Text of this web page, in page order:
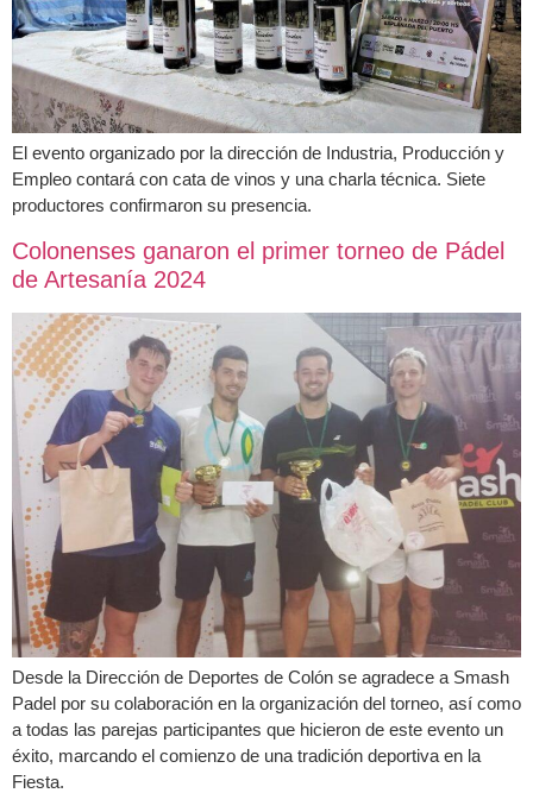
El evento organizado por la dirección de Industria, Producción y
Empleo contará con cata de vinos y una charla técnica. Siete
productores confirmaron su presencia.
Colonenses ganaron el primer torneo de Pádel
de Artesanía 2024
Desde la Dirección de Deportes de Colón se agradece a Smash
Padel por su colaboración en la organización del torneo, así como
a todas las parejas participantes que hicieron de este evento un
éxito, marcando el comienzo de una tradición deportiva en la
Fiesta.